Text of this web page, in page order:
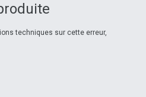
techniques sur cette erreur,